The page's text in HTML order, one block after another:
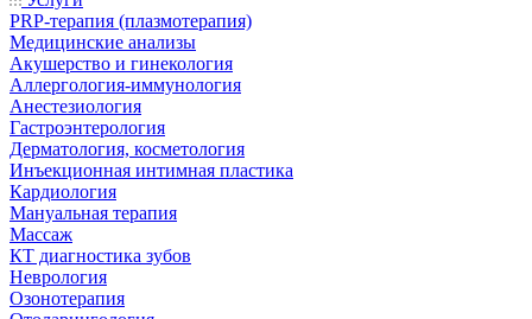
PRP-терапия (плазмотерапия)
Медицинские анализы
Акушерство и гинекология
Аллергология-иммунология
Анестезиология
Гастроэнтерология
Дерматология, косметология
Инъекционная интимная пластика
Кардиология
Мануальная терапия
Массаж
КТ диагностика зубов
Неврология
Озонотерапия